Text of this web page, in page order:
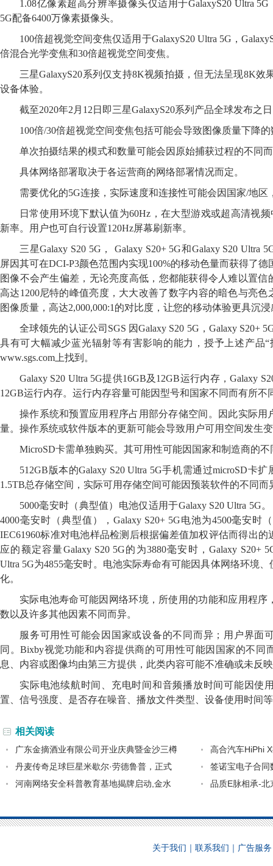
1.08亿像素超高分辨率摄像头仅适用于GalaxyS20 Ultra 5G
5G配备6400万像素摄像头。
100倍超视觉空间变焦仅适用于GalaxyS20 Ultra 5G，
倍混合光学变焦和30倍超视觉空间变焦。
三星GalaxyS20系列仅支持8K视频拍摄，但无法呈现8K效
设备体验。
截至2020年2月12日即三星GalaxyS20系列产品全球发布之
100倍/30倍超视觉空间变焦包括可能会导致图像质量下降
单次拍摄结果的模式和数量可能会因原始捕获过程的不同
具体网络部署取决于各运营商的网络部署情况而定。
需要优化的5G连接，实际速度和连接性可能会因国家/地
日常使用环境下默认值为60Hz，在大型游戏或超高清视
新率。用户也可自行设置120Hz屏幕刷新率。
三星Galaxy S20 5G， Galaxy S20+ 5G和Galaxy S20 Ultra
屏因其可在DCI-P3颜色范围内实现100%的移动色量而获得了
图像不会产生偏差，无论亮度高低，您都能获得令人难以置信
高达1200尼特的峰值亮度，大大改善了数字内容的暗色与亮
图像质量，高达2,000,000:1的对比度，让您的移动体验更具沉浸
全球领先的认证公司SGS 因Galaxy S20 5G，Galaxy S20+
具有可大幅减少蓝光辐射等有害影响的能力，授予上述产品
www.sgs.com上找到。
Galaxy S20 Ultra 5G提供16GB及12GB运行内存，Galaxy
12GB运行内存。运行内存容量可能因型号和国家不同而有所不
操作系统和预置应用程序占用部分存储空间。因此实际用
量。操作系统或软件版本的更新可能会导致用户可用空间发生
MicroSD卡需单独购买。其可用性可能因国家和制造商的不
512GB版本的Galaxy S20 Ultra 5G手机需通过microSD卡
1.5TB总存储空间，实际可用存储空间可能因预装软件的不同而
5000毫安时（典型值）电池仅适用于Galaxy S20 Ultra 5G
4000毫安时（典型值），Galaxy S20+ 5G电池为4500毫安时
IEC61960标准对电池样品检测后根据偏差值加权评估而得出
应的额定容量Galaxy S20 5G的为3880毫安时，Galaxy S20+
Ultra 5G为4855毫安时。电池实际寿命有可能因具体网络环境
化。
实际电池寿命可能因网络环境，所使用的功能和应用程序
数以及许多其他因素不同而异。
服务可用性可能会因国家或设备的不同而异；用户界面
同。Bixby视觉功能和内容提供商的可用性可能因国家的不同
息、内容或图像均由第三方提供，此类内容可能不准确或未反
实际电池续航时间、充电时间和音频播放时间可能因使
置、信号强度、是否存在噪音、播放文件类型、设备使用时间
相关阅读
广东金摘酒业有限公司开业庆典暨金沙三樽
高合汽车HiPhi
丹麦传奇足球巨星米歇尔·劳德鲁普，正式
签诺宝电子合同
河南网络安全科普教育基地揭牌启动,金水
品质E脉相承-北
关于我们 ｜ 联系我们 ｜ 广告服务